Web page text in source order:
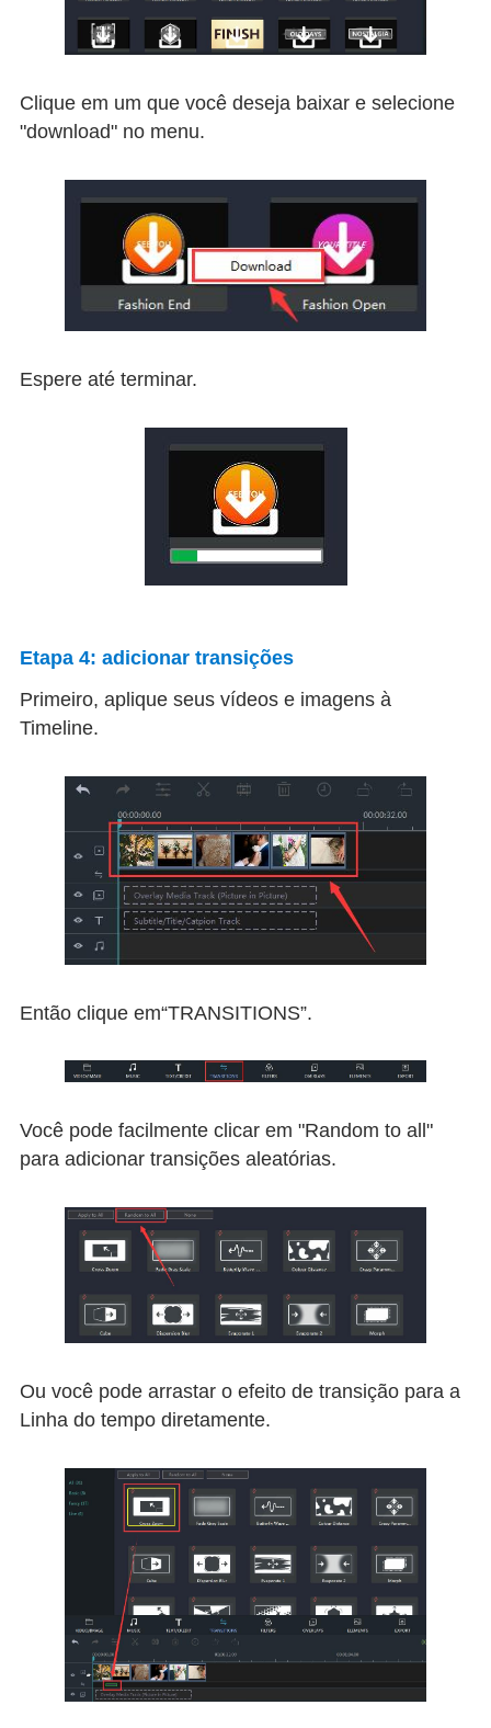
Clique em um que você deseja baixar e selecione
"download" no menu.
Espere até terminar.
Etapa 4: adicionar transições
Primeiro, aplique seus vídeos e imagens à
Timeline.
Então clique em“TRANSITIONS”.
Você pode facilmente clicar em "Random to all"
para adicionar transições aleatórias.
Ou você pode arrastar o efeito de transição para a
Linha do tempo diretamente.